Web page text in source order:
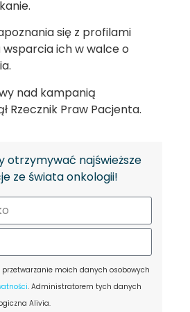
się z profilami
ich w walce o
nad kampanią
Rzecznik Praw Pacjenta.
otrzymywać najświeższe
ze świata onkologii!
moich danych osobowych
. Administratorem tych danych
Alivia.